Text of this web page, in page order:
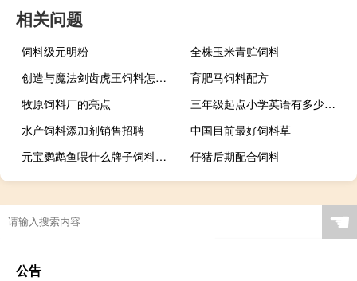
相关问题
饲料级元明粉
全株玉米青贮饲料
创造与魔法剑齿虎王饲料怎么做
育肥马饲料配方
牧原饲料厂的亮点
三年级起点小学英语有多少单词 小学一年级英语教材
水产饲料添加剂销售招聘
中国目前最好饲料草
元宝鹦鹉鱼喂什么牌子饲料变红
仔猪后期配合饲料
☚
公告